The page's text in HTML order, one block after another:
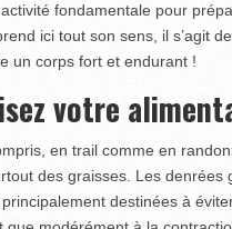
fondamentale pour
ici tout son sens, il s’agit
un corps fort et endurant !
votre
en trail comme en
des graisses. Les denrées
destinées à